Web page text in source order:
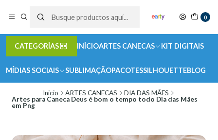
0
CATEGORÍAS INÍCIOARTES CANECAS KIT DIGITAIS
MÍDIAS SOCIAIS SUBLIMAÇÃOPACOTESSILHOUETTEBLOG
Inicio ARTES CANECAS
DIA DAS MÃES
Artes para Caneca Deus é bom o tempo todo Dia das Mães
em Png